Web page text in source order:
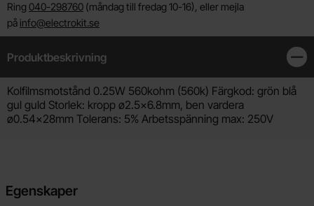
Ring 040-298760 (måndag till fredag 10-16), eller mejla
på info@electrokit.se
Produktbeskrivning
Produktbeskrivning
Kolfilmsmotstånd 0.25W 560kohm (560k) Färgkod: grön blå
gul guld Storlek: kropp ø2.5x6.8mm, ben vardera
ø0.54x28mm Tolerans: 5% Arbetsspänning max: 250V
Egenskaper